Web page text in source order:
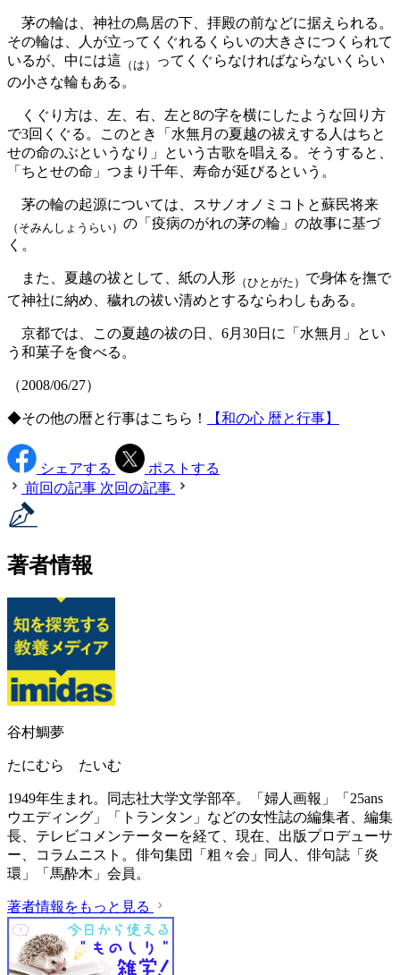
茅の輪は、神社の鳥居の下、拝殿の前などに据えられる。
その輪は、人が立ってくぐれるくらいの大きさにつくられて
いるが、中には這 （は）
ってくぐらなければならないくらい
の小さな輪もある。
くぐり方は、左、右、左と8の字を横にしたような回り方
で3回くぐる。このとき「水無月の夏越の祓えする人はちと
せの命のぶというなり」という古歌を唱える。そうすると、
「ちとせの命」つまり千年、寿命が延びるという。
茅の輪の起源については、スサノオノミコトと蘇民将来
（そみんしょうらい） の「疫病のがれの茅の輪」の故事に基づ
く。
また、夏越の祓として、紙の人形 （ひとがた） で身体を撫で
て神社に納め、穢れの祓い清めとするならわしもある。
京都では、この夏越の祓の日、6月30日に「水無月」とい
う和菓子を食べる。
（2008/06/27）
◆その他の暦と行事はこちら！ 【和の心 暦と行事】
シェアする
ポストする
前回の記事 次回の記事
著者情報
谷村鯛夢
たにむら たいむ
1949年生まれ。同志社大学文学部卒。「婦人画報」「25ans
ウエディング」「トランタン」などの女性誌の編集者、編集
長、テレビコメンテーターを経て、現在、出版プロデューサ
ー、コラムニスト。俳句集団「粗々会」同人、俳句誌「炎
環」「馬酔木」会員。
著者情報をもっと見る